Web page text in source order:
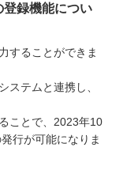
登録機能につい
することができま
ステムと連携し、
ことで、2023年10
行が可能になりま